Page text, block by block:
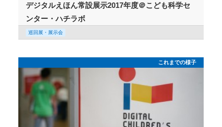
デジタルえほん常設展示2017年度＠こども科学セ
ンター・ハチラボ
巡回展・展示会
これまでの様子